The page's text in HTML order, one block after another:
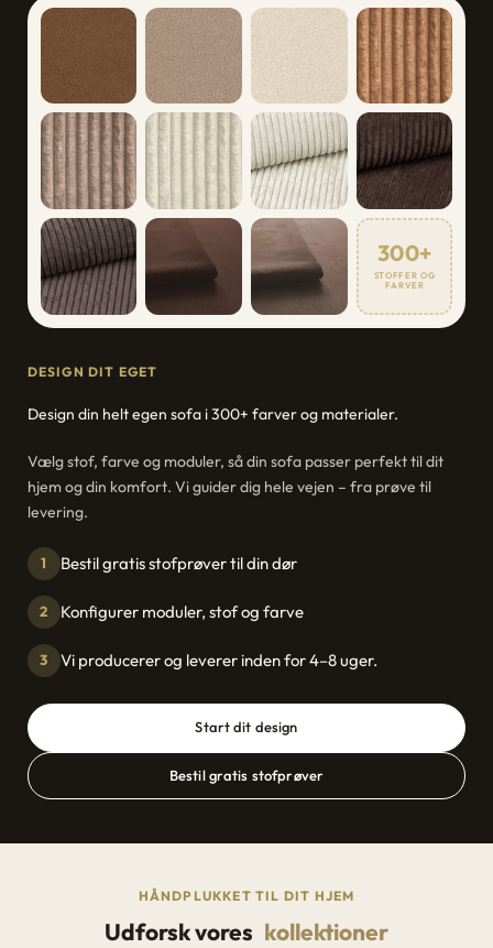
300+
STOFFER OG
FARVER
DESIGN DIT EGET
Design din helt egen sofa i 300+ farver og materialer.
Vælg stof, farve og moduler, så din sofa passer perfekt til dit
hjem og din komfort. Vi guider dig hele vejen – fra prøve til
levering.
1 Bestil gratis stofprøver til din dør
2 Konfigurer moduler, stof og farve
3 Vi producerer og leverer inden for 4–8 uger.
Start dit design
Bestil gratis stofprøver
HÅNDPLUKKET TIL DIT HJEM
Udforsk vores kollektioner